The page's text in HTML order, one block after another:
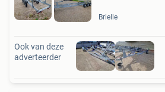
Brielle
Ook van deze
adverteerder